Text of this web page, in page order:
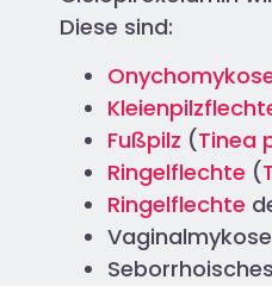
Diese sind:
Fußpilz (Tinea
Ringelflechte (
Ringelflechte